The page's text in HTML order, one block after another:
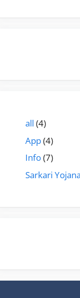
all (4)
App(4)
Info(7)
Sarkari Yojana